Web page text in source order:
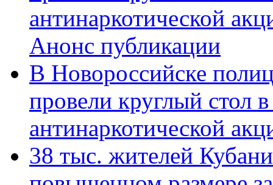
антинаркотической
Анонс публикации
В Новороссийске
провели круглый стол
антинаркотической
38 тыс. жителей